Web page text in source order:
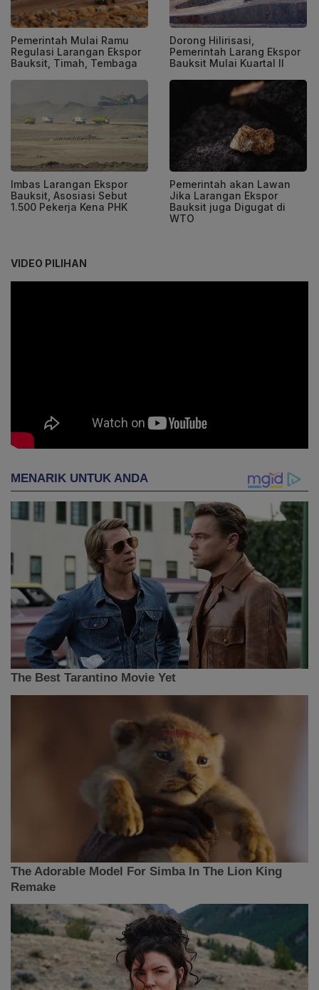
Pemerintah Mulai Ramu
Regulasi Larangan Ekspor
Bauksit, Timah, Tembaga
Dorong Hilirisasi,
Pemerintah Larang Ekspor
Bauksit Mulai Kuartal II
Imbas Larangan Ekspor
Bauksit, Asosiasi Sebut
1.500 Pekerja Kena PHK
Pemerintah akan Lawan
Jika Larangan Ekspor
Bauksit juga Digugat di
WTO
VIDEO PILIHAN